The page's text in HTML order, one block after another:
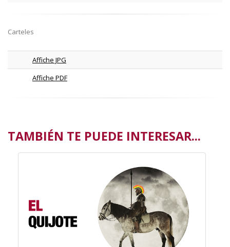
Carteles
Affiche JPG
Affiche PDF
TAMBIÉN TE PUEDE INTERESAR...